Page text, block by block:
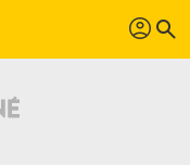
profil search